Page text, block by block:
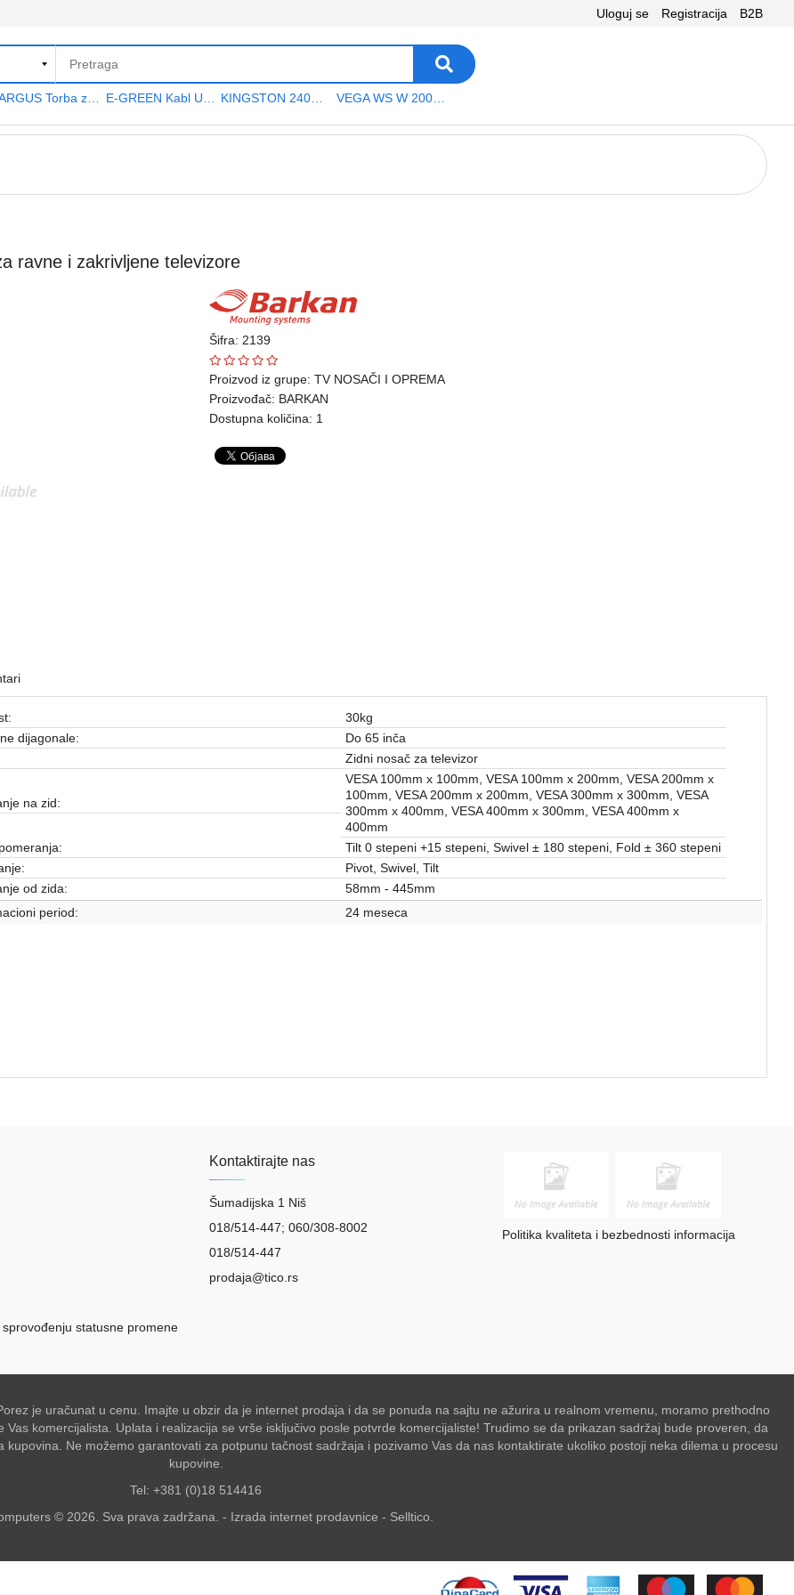
Uloguj se Registracija B2B
TARGUS Torba za notebook 15.6" TAR300 VEGA WS W 200 platno
ravne i zakrivljene televizore
Šifra: 2139
Proizvod iz grupe: TV NOSAČI I OPREMA
Proizvođač: BARKAN
Dostupna količina: 1
30kg
dijagonale:
Do 65 inča
Zidni nosač za televizor
na zid:
VESA 100mm x 100mm, VESA 100mm x 200mm, VESA 200mm x
100mm, VESA 200mm x 200mm, VESA 300mm x 300mm, VESA
300mm x 400mm, VESA 400mm x 300mm, VESA 400mm x
400mm
Tilt 0 stepeni +15 stepeni, Swivel ± 180 stepeni, Fold ± 360 stepeni
Pivot, Swivel, Tilt
od zida:
58mm - 445mm
period: 24 meseca
statusne promene
Kontaktirajte nas
Šumadijska 1 Niš
018/514-447; 060/308-8002
018/514-447
prodaja@tico.rs
Politika kvaliteta i bezbednosti informacija
je uračunat u cenu. Imajte u obzir da je internet prodaja i da se ponuda na sajtu ne ažurira u realnom vremenu, moramo prethodno
komercijalista. Uplata i realizacija se vrše isključivo posle potvrde komercijaliste! Trudimo se da prikazan sadržaj bude proveren, da
Ne možemo garantovati za potpunu tačnost sadržaja i pozivamo Vas da nas kontaktirate ukoliko postoji neka dilema u procesu
kupovine.
Tel: +381 (0)18 514416
© 2026. Sva prava zadržana. - Izrada internet prodavnice - Selltico.